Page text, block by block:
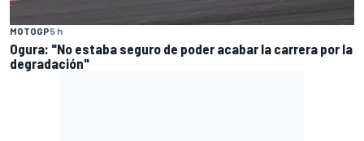
MOTOGP5 h
Ogura: "No estaba seguro de poder acabar la carrera por la
degradación"